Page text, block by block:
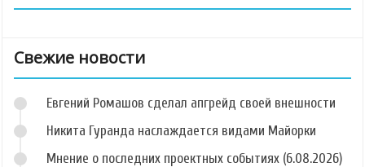
Свежие новости
Евгений Ромашов сделал апгрейд своей внешности
Никита Гуранда наслаждается видами Майорки
Мнение о последних проектных событиях (6.08.2026)